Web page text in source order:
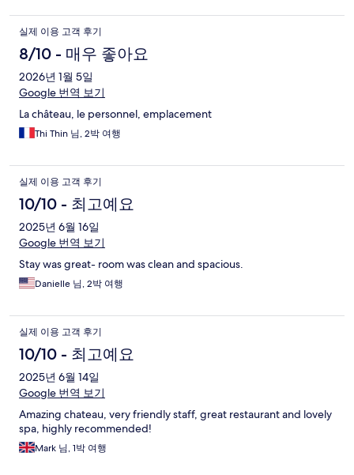
실제 이용 고객 후기
8/10 - 매우 좋아요
2026년 1월 5일
Google 번역 보기
La château, le personnel, emplacement
Thi Thin 님, 2박 여행
실제 이용 고객 후기
10/10 - 최고예요
2025년 6월 16일
Google 번역 보기
Stay was great- room was clean and spacious.
Danielle 님, 2박 여행
실제 이용 고객 후기
10/10 - 최고예요
2025년 6월 14일
Google 번역 보기
Amazing chateau, very friendly staff, great restaurant and lovely
spa, highly recommended!
Mark 님, 1박 여행